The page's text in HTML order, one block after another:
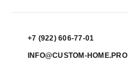
+7 (922) 606-77-01
INFO@CUSTOM-HOME.PRO